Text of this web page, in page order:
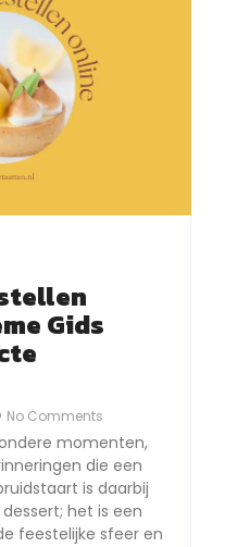
Gids
No Comments
momenten,
die een
is daarbij
het is een
feestelijke sfeer en